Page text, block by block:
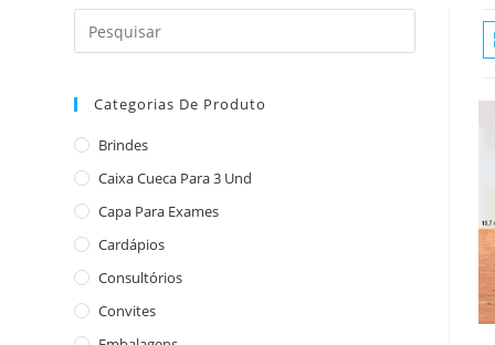
Categorias De Produto
Brindes
Caixa Cueca Para 3 Und
Capa Para Exames
Cardápios
Consultórios
Convites